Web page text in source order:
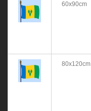
60x90cm
80x120cm